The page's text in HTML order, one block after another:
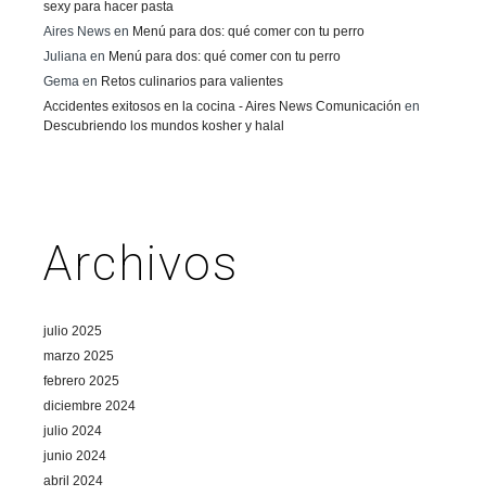
sexy para hacer pasta
Aires News en Menú para dos: qué comer con tu perro
Juliana en Menú para dos: qué comer con tu perro
Gema en Retos culinarios para valientes
Accidentes exitosos en la cocina - Aires News Comunicación en
Descubriendo los mundos kosher y halal
Archivos
julio 2025
marzo 2025
febrero 2025
diciembre 2024
julio 2024
junio 2024
abril 2024